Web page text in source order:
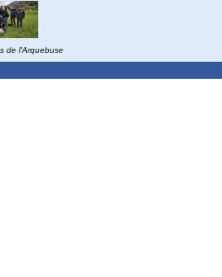
de l'Arquebuse